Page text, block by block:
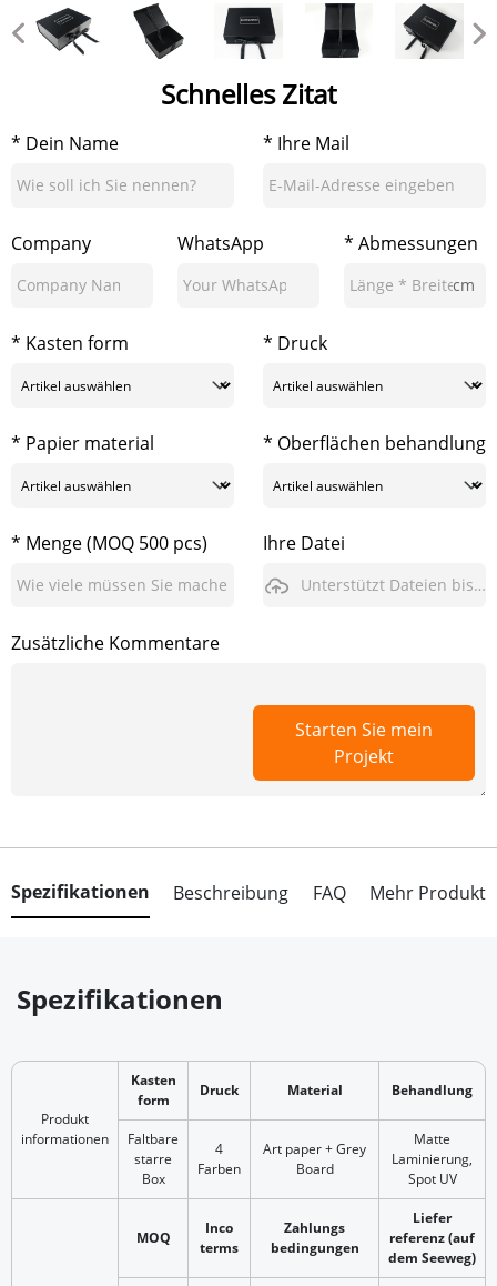
Schnelles Zitat
* Dein Name * Ihre Mail
Company WhatsApp * Abmessungen
cm
* Kasten form * Druck
* Papier material * Oberflächen behandlung
* Menge (MOQ 500 pcs) Ihre Datei
Unterstützt Dateien bis zu 3GB
Zusätzliche Kommentare
Starten Sie mein
Projekt
Spezifikationen Beschreibung FAQ Mehr Produkt
Spezifikationen
Produkt
informationen
Kasten
form
Druck Material Behandlung
Faltbare
starre
Box
4
Farben
Art paper + Grey
Board
Matte
Laminierung,
Spot UV
MOQ
Inco
terms
Zahlungs
bedingungen
Liefer
referenz (auf
dem Seeweg)